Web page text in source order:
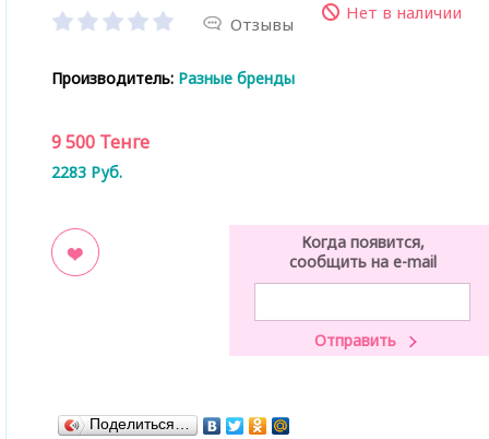
Отзывы
Нет в наличии
Производитель: Разные бренды
9 500 Тенге
2283 Руб.
Когда появится,
сообщить на e-mail
Поделиться…